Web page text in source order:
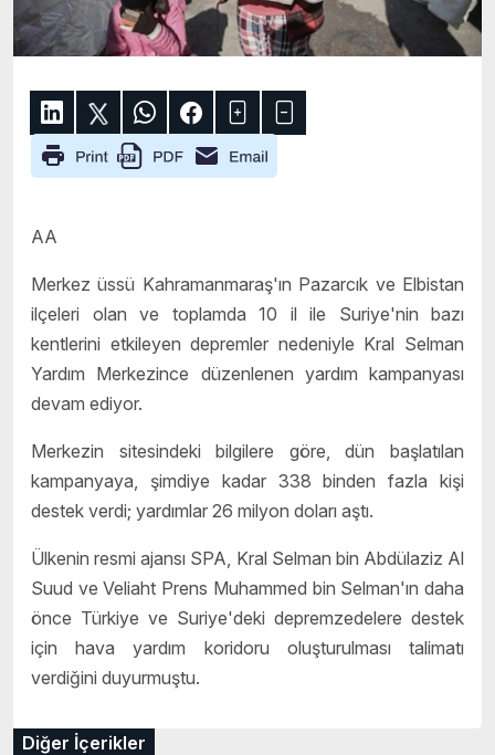
AA
Merkez üssü Kahramanmaraş'ın Pazarcık ve Elbistan
ilçeleri olan ve toplamda 10 il ile Suriye'nin bazı
kentlerini etkileyen depremler nedeniyle Kral Selman
Yardım Merkezince düzenlenen yardım kampanyası
devam ediyor.
Merkezin sitesindeki bilgilere göre, dün başlatılan
kampanyaya, şimdiye kadar 338 binden fazla kişi
destek verdi; yardımlar 26 milyon doları aştı.
Ülkenin resmi ajansı SPA, Kral Selman bin Abdülaziz Al
Suud ve Veliaht Prens Muhammed bin Selman'ın daha
önce Türkiye ve Suriye'deki depremzedelere destek
için hava yardım koridoru oluşturulması talimatı
verdiğini duyurmuştu.
Diğer İçerikler